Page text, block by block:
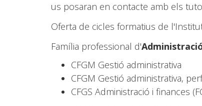
us posaran en contacte amb els
Oferta de cicles formatius de
Família professional d'
CFGM Gestió administrativa
CFGM Gestió administrativa,
CFGS Administració i finances